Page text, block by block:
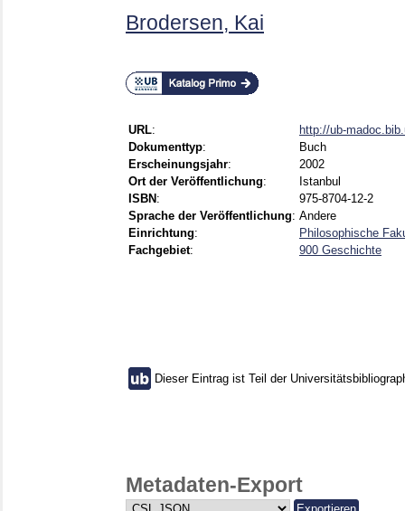
Brodersen, Kai
URL:
http://ub-
Dokumenttyp:
Buch
Erscheinungsjahr:
2002
Ort der Veröffentlichung:
Istanbul
ISBN :
975-8704-12-2
Sprache der Veröffentlichung: Andere
Einrichtung:
Philosophische
Fachgebiet: 900 Geschichte
Dieser Eintrag ist Teil der
Metadaten-Export